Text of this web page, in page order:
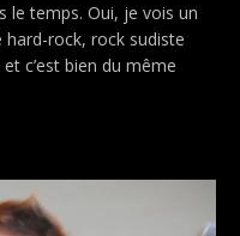
le temps. Oui, je vois un
hard-rock, rock sudiste
c’est bien du même